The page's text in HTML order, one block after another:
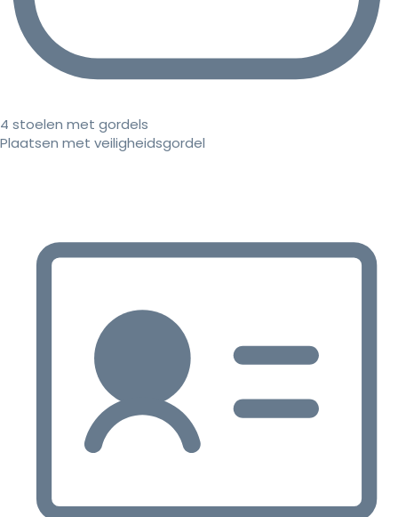
4 stoelen met gordels
Plaatsen met veiligheidsgordel